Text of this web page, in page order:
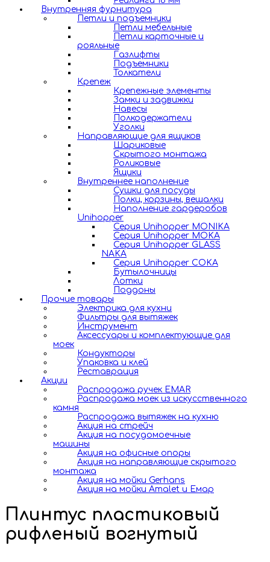
Внутренняя фурнитура
Петли и подъемники
Петли мебельные
Петли карточные и
рояльные
Газлифты
Подъемники
Толкатели
Крепеж
Крепежные элементы
Замки и задвижки
Навесы
Полкодержатели
Уголки
Направляющие для ящиков
Шариковые
Скрытого монтажа
Роликовые
Ящики
Внутреннее наполнение
Сушки для посуды
Полки, корзины, вешалки
Наполнение гардеробов
Unihopper
Серия Unihopper MONIKA
Серия Unihopper MOKA
Серия Unihopper GLASS
NAKA
Серия Unihopper COKA
Бутылочницы
Лотки
Поддоны
Прочие товары
Электрика для кухни
Фильтры для вытяжек
Инструмент
Аксессуары и комплектующие для
моек
Кондукторы
Упаковка и клей
Реставрация
Акции
Распродажа ручек EMAR
Распродажа моек из искусственного
камня
Распродажа вытяжек на кухню
Акция на стрейч
Акция на посудомоечные
машины
Акция на офисные опоры
Акция на направляющие скрытого
монтажа
Акция на мойки Gerhans
Акция на мойки Amalet и Емар
Плинтус пластиковый
рифленый вогнутый